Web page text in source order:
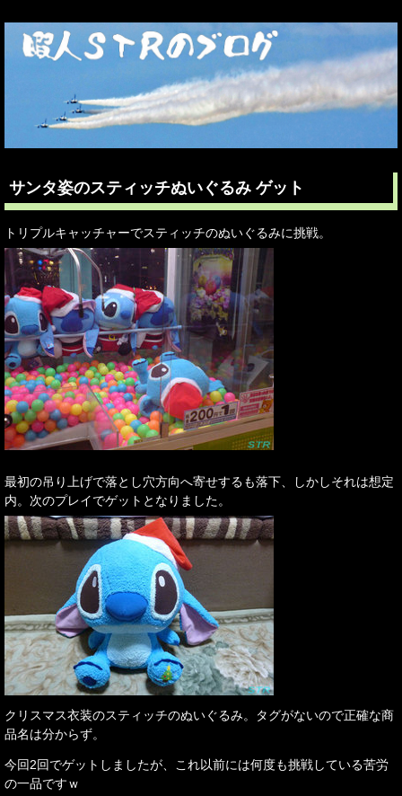
サンタ姿のスティッチぬいぐるみ ゲット
トリプルキャッチャーでスティッチのぬいぐるみに挑戦。
最初の吊り上げで落とし穴方向へ寄せするも落下、しかしそれは想定
内。次のプレイでゲットとなりました。
クリスマス衣装のスティッチのぬいぐるみ。タグがないので正確な商
品名は分からず。
今回2回でゲットしましたが、これ以前には何度も挑戦している苦労
の一品ですｗ